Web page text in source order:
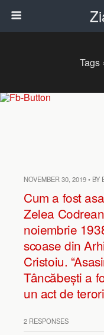
Tags
NOVEMBER 30, 2019 • BY
Cum a fost
Zelea
noiembrie
scoase din
Cristoiu.
Tâncăbești a
un act de
2 RESPONSES